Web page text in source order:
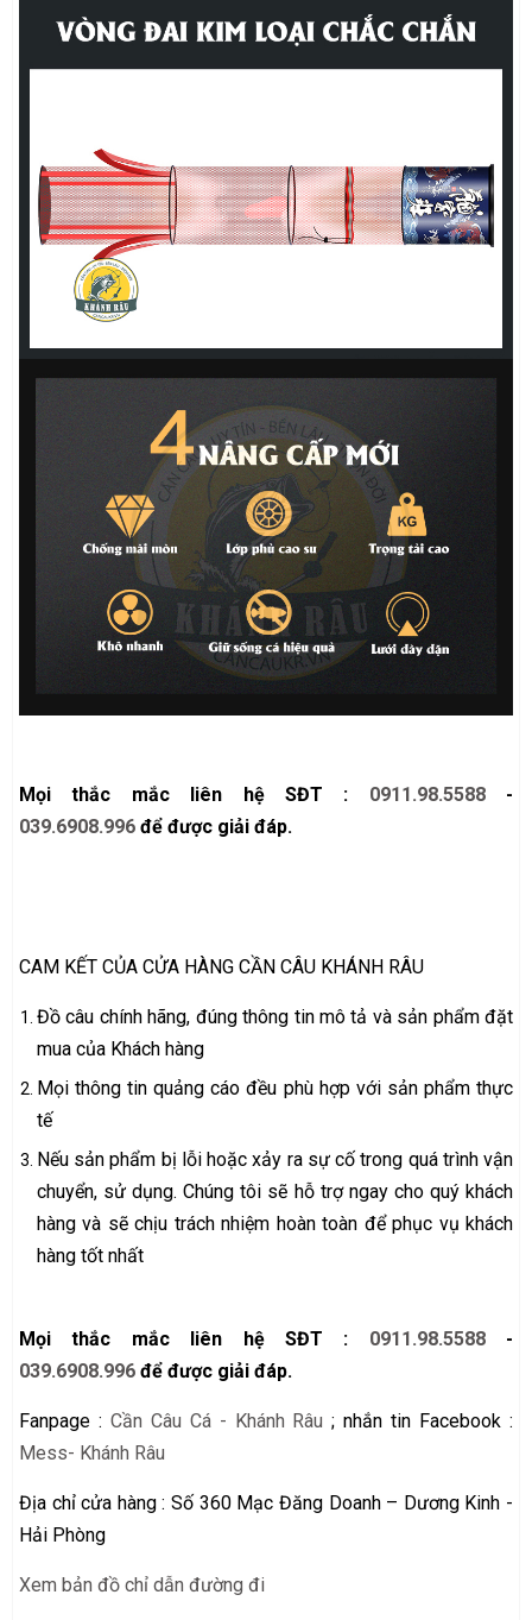
Mọi thắc mắc liên hệ SĐT : 0911.98.5588-
039.6908.996 để được giải đáp.
CAM KẾT CỦA CỬA HÀNG CẦN CÂU KHÁNH RÂU
Đồ câu chính hãng, đúng thông tin mô tả và sản phẩm đặt
mua của Khách hàng
Mọi thông tin quảng cáo đều phù hợp với sản phẩm thực
tế
Nếu sản phẩm bị lỗi hoặc xảy ra sự cố trong quá trình vận
chuyển, sử dụng. Chúng tôi sẽ hỗ trợ ngay cho quý khách
hàng và sẽ chịu trách nhiệm hoàn toàn để phục vụ khách
hàng tốt nhất
Mọi thắc mắc liên hệ SĐT : 0911.98.5588-
039.6908.996 để được giải đáp.
Fanpage : Cần Câu Cá - Khánh Râu ; nhắn tin Facebook :
Mess- Khánh Râu
Địa chỉ cửa hàng : Số 360 Mạc Đăng Doanh – Dương Kinh -
Hải Phòng
Xem bản đồ chỉ dẫn đường đi